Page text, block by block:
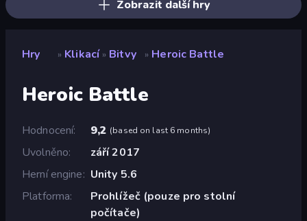
Zobrazit další hry
Hry » Klikací » Bitvy » Heroic Battle
Heroic Battle
Hodnocení 9,2 (based on last 6 months)
Uvolněno
září 2017
Herní engine
Unity 5.6
Platforma
Prohlížeč (pouze pro stolní
počítače)